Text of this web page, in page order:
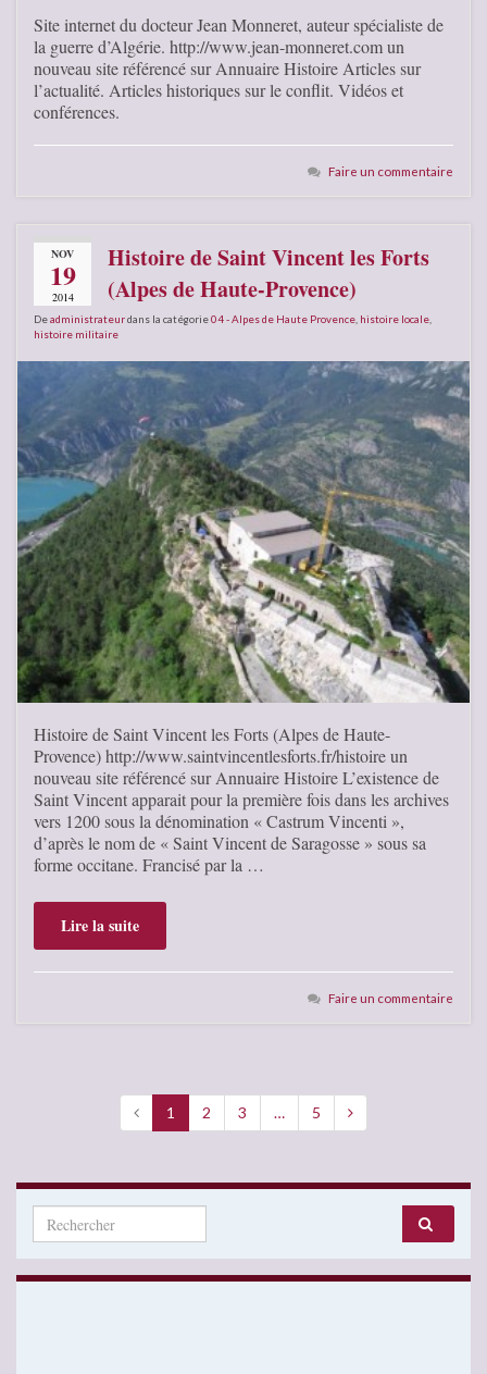
Site internet du docteur Jean Monneret, auteur spécialiste de
la guerre d’Algérie. http://www.jean-monneret.com un
nouveau site référencé sur Annuaire Histoire Articles sur
l’actualité. Articles historiques sur le conflit. Vidéos et
conférences.
Faire un commentaire
NOV
19
2014
Histoire de Saint Vincent les Forts
(Alpes de Haute-Provence)
Deadministrateurdans la catégorie04 - Alpes de Haute Provence histoire locale
histoire militaire
Histoire de Saint Vincent les Forts (Alpes de Haute-
Provence) http://www.saintvincentlesforts.fr/histoire un
nouveau site référencé sur Annuaire Histoire L’existence de
Saint Vincent apparait pour la première fois dans les archives
vers 1200 sous la dénomination « Castrum Vincenti »,
d’après le nom de « Saint Vincent de Saragosse » sous sa
forme occitane. Francisé par la …
Lire la suite
Faire un commentaire
1 2 3 … 5
Search for: